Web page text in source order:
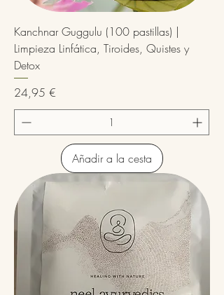
Kanchnar Guggulu (100 pastillas) |
Limpieza Linfática, Tiroides, Quistes y
Detox
Precio
24,95 €
Añadir a la cesta